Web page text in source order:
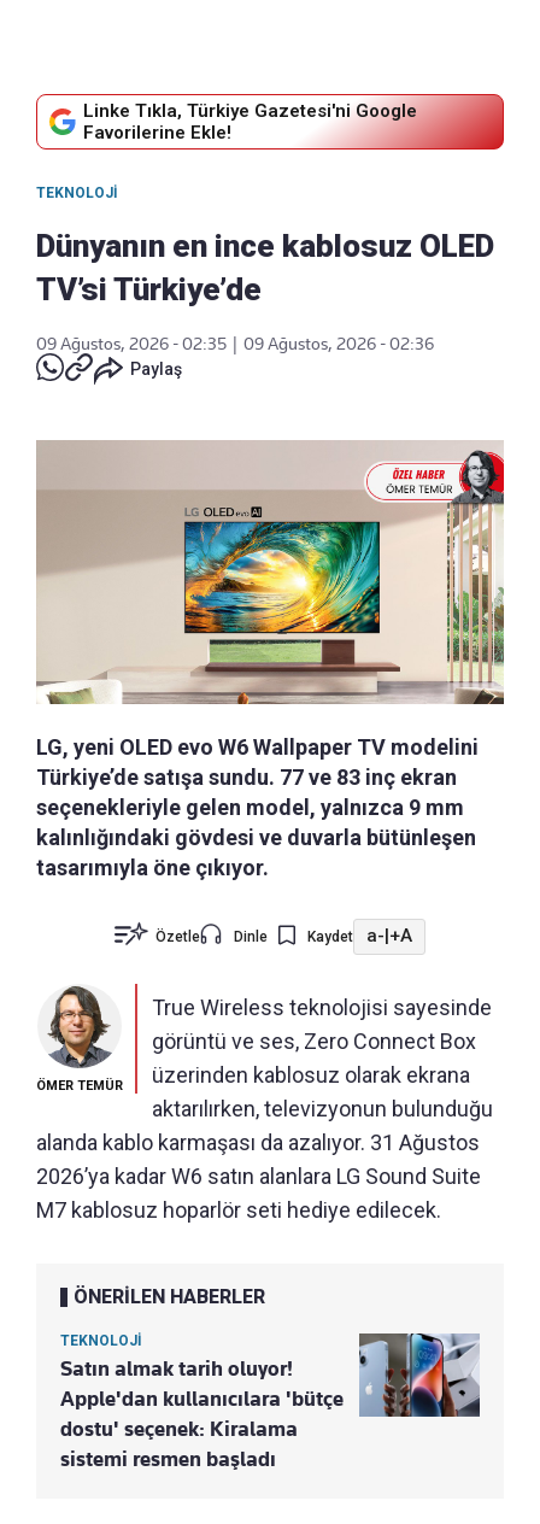
Linke Tıkla, Türkiye Gazetesi'ni Google
Favorilerine Ekle!
TEKNOLOJI
Dünyanın en ince kablosuz OLED
TV’si Türkiye’de
09 Ağustos, 2026 - 02:35
09 Ağustos, 2026 - 02:36
Paylaş
LG, yeni OLED evo W6 Wallpaper TV modelini
Türkiye’de satışa sundu. 77 ve 83 inç ekran
seçenekleriyle gelen model, yalnızca 9 mm
kalınlığındaki gövdesi ve duvarla bütünleşen
tasarımıyla öne çıkıyor.
Özetle Dinle Kaydet a-|+A
ÖMER TEMÜR
True Wireless teknolojisi sayesinde
görüntü ve ses, Zero Connect Box
üzerinden kablosuz olarak ekrana
aktarılırken, televizyonun bulunduğu
alanda kablo karmaşası da azalıyor. 31 Ağustos
2026’ya kadar W6 satın alanlara LG Sound Suite
M7 kablosuz hoparlör seti hediye edilecek.
ÖNERİLEN HABERLER
TEKNOLOJİ
Satın almak tarih oluyor!
Apple'dan kullanıcılara 'bütçe
dostu' seçenek: Kiralama
sistemi resmen başladı